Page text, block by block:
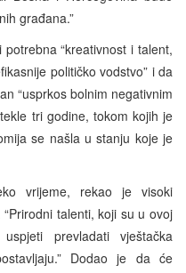
građana.”
“kreativnost i talent,
političko vodstvo” i da
“usprkos bolnim negativnim
tri godine, tokom kojih je
se našla u stanju koje je
vrijeme, rekao je visoki
talenti, koji su u ovoj
prevladati vještačka
Dodao je da će